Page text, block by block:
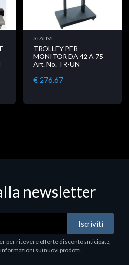
STATIVI
TROLLEY PER
MONITOR DA 42 A 75
Art. No. TR-UN
€ 276.67
newsletter
Iscriviti
per ricevere offerte di sconto anticipate,
sui nuovi prodotti.